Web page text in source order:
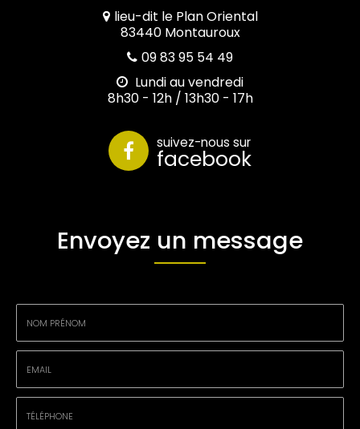
lieu-dit le Plan Oriental
83440 Montauroux
09 83 95 54 49
Lundi au vendredi
8h30 - 12h / 13h30 - 17h
suivez-nous sur
facebook
Envoyez un message
Nom
Prénom
Email